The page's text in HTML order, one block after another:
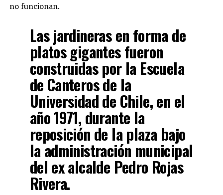
no funcionan.
Las jardineras en forma de
platos gigantes fueron
construidas por la Escuela
de Canteros de la
Universidad de Chile, en el
año 1971, durante la
reposición de la plaza bajo
la administración municipal
del ex alcalde Pedro Rojas
Rivera.